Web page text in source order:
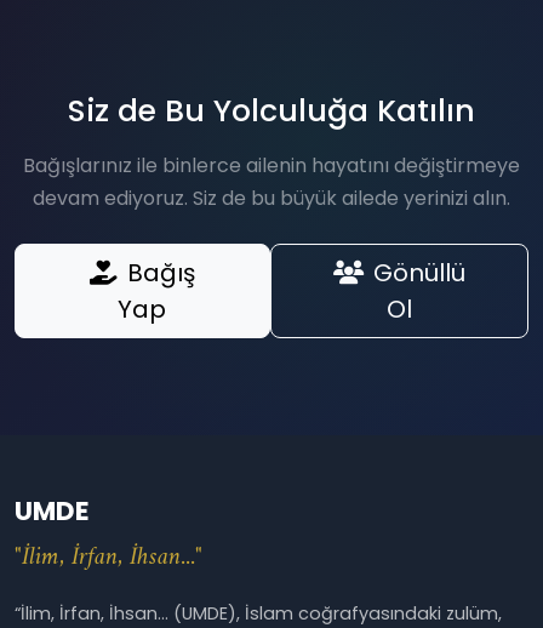
Siz de Bu Yolculuğa Katılın
Bağışlarınız ile binlerce ailenin hayatını değiştirmeye
devam ediyoruz. Siz de bu büyük ailede yerinizi alın.
Bağış
Yap
Gönüllü
Ol
UMDE
"İlim, İrfan, İhsan..."
“İlim, İrfan, İhsan... (UMDE), İslam coğrafyasındaki zulüm,